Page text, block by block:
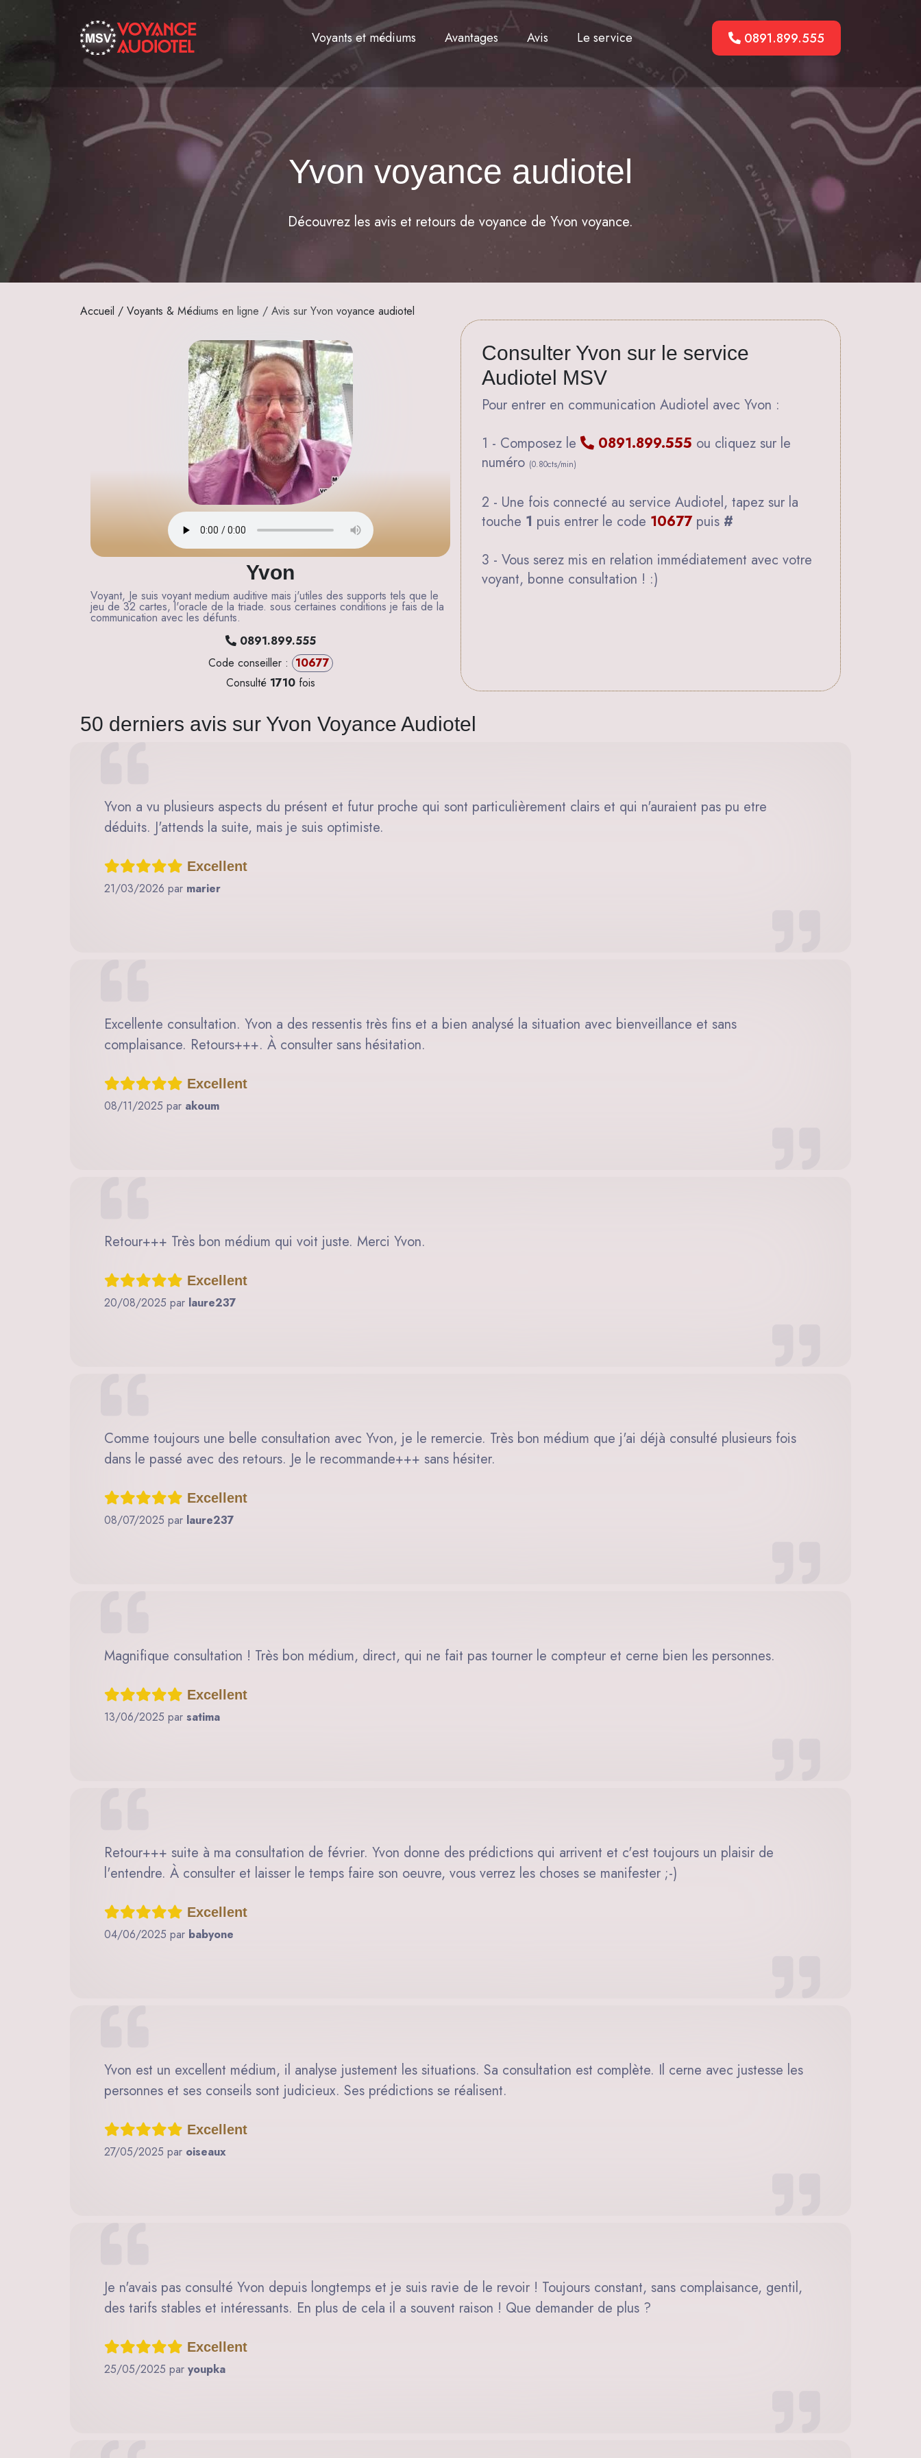
Voyants et médiums Avantages Avis Le service 0891.899.555
Yvon voyance audiotel
Découvrez les avis et retours de voyance de Yvon voyance.
Accueil / Voyants & Médiums en ligne / Avis sur Yvon voyance audiotel
Yvon
Voyant, Je suis voyant medium auditive mais j'utiles des supports tels que le
jeu de 32 cartes, l'oracle de la triade. sous certaines conditions je fais de la
communication avec les défunts.
0891.899.555
Code conseiller : 10677
Consulté 1710fois
Consulter Yvon sur le service
Audiotel MSV
Pour entrer en communication Audiotel avec Yvon :
1 - Composez le
0891.899.555 ou cliquez sur le
numéro (0.80cts/min)
2 - Une fois connecté au service Audiotel, tapez sur la
touche 1 puis entrer le code 10677puis #
3 - Vous serez mis en relation immédiatement avec votre
voyant, bonne consultation ! :)
50 derniers avis sur Yvon Voyance Audiotel
Yvon a vu plusieurs aspects du présent et futur proche qui sont particulièrement clairs et qui n'auraient pas pu etre
déduits. J'attends la suite, mais je suis optimiste.
Excellent
21/03/2026 par marier
Excellente consultation. Yvon a des ressentis très fins et a bien analysé la situation avec bienveillance et sans
complaisance. Retours+++. À consulter sans hésitation.
Excellent
08/11/2025 par akoum
Retour+++ Très bon médium qui voit juste. Merci Yvon.
Excellent
20/08/2025 par laure237
Comme toujours une belle consultation avec Yvon, je le remercie. Très bon médium que j'ai déjà consulté plusieurs fois
dans le passé avec des retours. Je le recommande+++ sans hésiter.
Excellent
08/07/2025 par laure237
Magnifique consultation ! Très bon médium, direct, qui ne fait pas tourner le compteur et cerne bien les personnes.
Excellent
13/06/2025 par satima
Retour+++ suite à ma consultation de février. Yvon donne des prédictions qui arrivent et c'est toujours un plaisir de
l'entendre. À consulter et laisser le temps faire son oeuvre, vous verrez les choses se manifester ;-)
Excellent
04/06/2025 par babyone
Yvon est un excellent médium, il analyse justement les situations. Sa consultation est complète. Il cerne avec justesse les
personnes et ses conseils sont judicieux. Ses prédictions se réalisent.
Excellent
27/05/2025 par oiseaux
Je n'avais pas consulté Yvon depuis longtemps et je suis ravie de le revoir ! Toujours constant, sans complaisance, gentil,
des tarifs stables et intéressants. En plus de cela il a souvent raison ! Que demander de plus ?
Excellent
25/05/2025 par youpka